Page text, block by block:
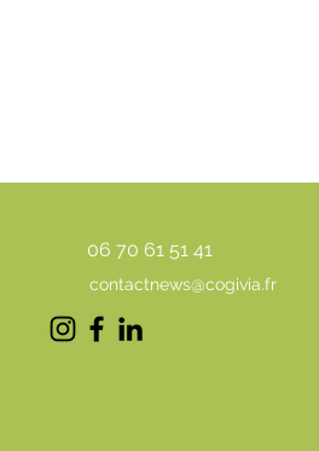
06 70 61 51 41
contactnews@cogivia.fr